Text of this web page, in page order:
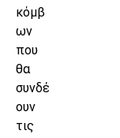
κόμβ
ων
που
θα
συνδέ
ουν
τις